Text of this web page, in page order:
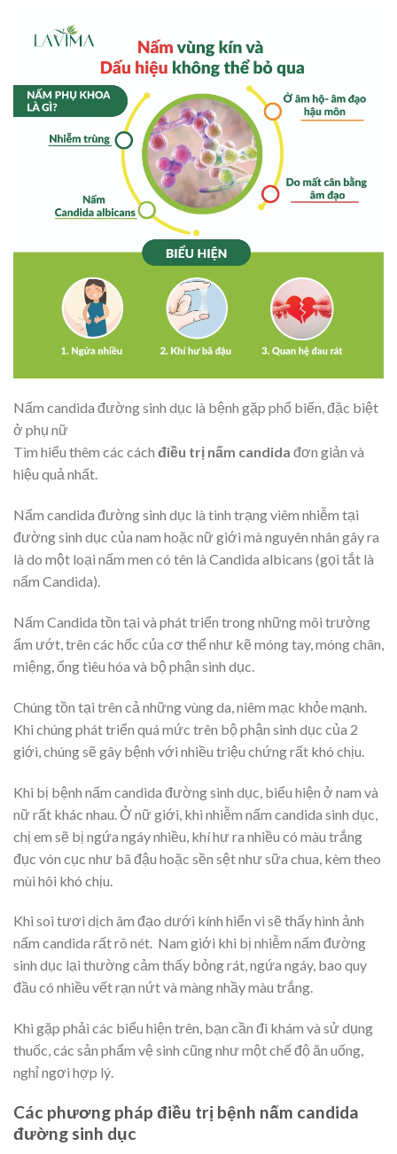
Nấm candida đường sinh dục là bệnh gặp phổ biến, đặc biệt
ở phụ nữ
Tìm hiểu thêm các cách điều trị nấm candida đơn giản và
hiệu quả nhất.
Nấm candida đường sinh dục là tình trạng viêm nhiễm tại
đường sinh dục của nam hoặc nữ giới mà nguyên nhân gây ra
là do một loại nấm men có tên là Candida albicans (gọi tắt là
nấm Candida).
Nấm Candida tồn tại và phát triển trong những môi trường
ẩm ướt, trên các hốc của cơ thể như kẽ móng tay, móng chân,
miệng, ống tiêu hóa và bộ phận sinh dục.
Chúng tồn tại trên cả những vùng da, niêm mạc khỏe mạnh.
Khi chúng phát triển quá mức trên bộ phận sinh dục của 2
giới, chúng sẽ gây bệnh với nhiều triệu chứng rất khó chịu.
Khi bị bệnh nấm candida đường sinh dục, biểu hiện ở nam và
nữ rất khác nhau. Ở nữ giới, khi nhiễm nấm candida sinh dục,
chị em sẽ bị ngứa ngáy nhiều, khí hư ra nhiều có màu trắng
đục vón cục như bã đậu hoặc sền sệt như sữa chua, kèm theo
mùi hôi khó chịu.
Khi soi tươi dịch âm đạo dưới kính hiển vi sẽ thấy hình ảnh
nấm candida rất rõ nét. Nam giới khi bị nhiễm nấm đường
sinh dục lại thường cảm thấy bỏng rát, ngứa ngáy, bao quy
đầu có nhiều vết rạn nứt và màng nhầy màu trắng.
Khi gặp phải các biểu hiện trên, bạn cần đi khám và sử dụng
thuốc, các sản phẩm vệ sinh cũng như một chế độ ăn uống,
nghỉ ngơi hợp lý.
Các phương pháp điều trị bệnh nấm candida
đường sinh dục